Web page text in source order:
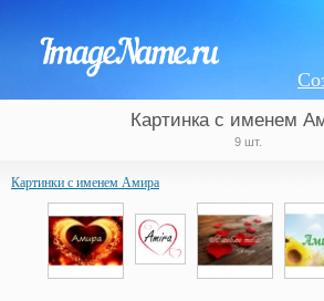
Картинка с именем
9 шт.
Картинки с именем Амира